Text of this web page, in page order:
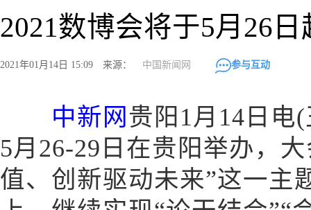
2021数博会将于5月26
2021年01月14日 15:09 来源： 中国新闻网 参与互动
中新网 贵阳1月14日电
5月26-29日在贵阳举办，
值、创新驱动未来”这一主